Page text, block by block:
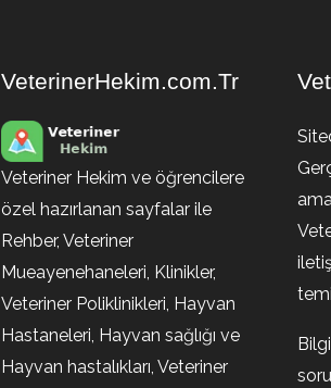
VeterinerHekim.com.Tr
Veteriner Hekim ve öğrencilere
özel hazırlanan sayfalar ile
Rehber, Veteriner
Mueayenehaneleri, Klinikler,
Veteriner Poliklinikleri, Hayvan
Hastaneleri, Hayvan sağlığı ve
Hayvan hastalıkları, Veteriner